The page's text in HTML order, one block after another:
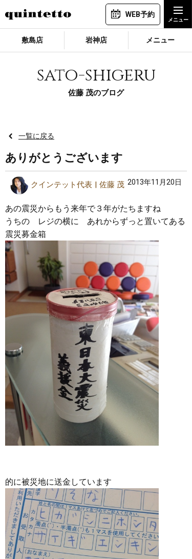
WEB予約
敷島店 岩神店 メニュー
sato-shigeru
佐藤 茂のブログ
一覧に戻る
ありがとうございます
クインテット代表 佐藤 茂 2013年11月20日
あの震災からもう来年で３年がたちますね
うちの レジの横に あれからずっと置いてある
震災募金箱
的に被災地に送金しています